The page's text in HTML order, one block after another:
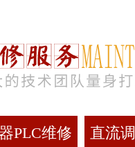
PLC维修 直流